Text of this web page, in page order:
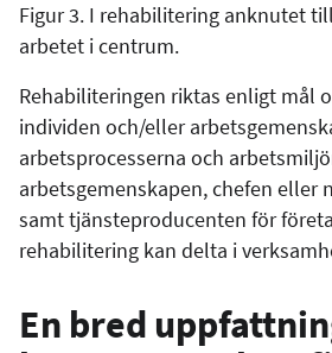
Figur 3. I rehabilitering anknutet
arbetet i centrum.
Rehabiliteringen riktas enligt mål
individen och/eller
arbetsprocesserna och
arbetsgemenskapen, chefen eller
samt tjänsteproducenten för
rehabilitering kan delta i
En bred